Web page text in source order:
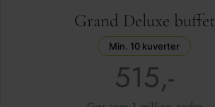
Grand Deluxe buffet
Min. 10 kuverter
515,-